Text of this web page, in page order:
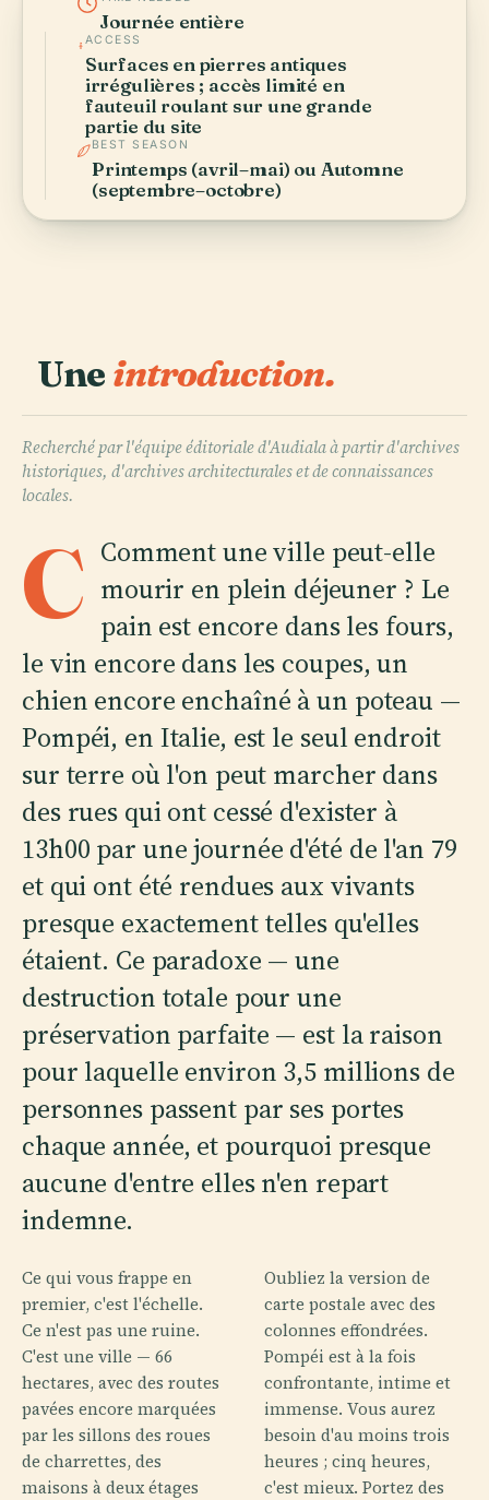
Journée entière
ACCESS
Surfaces en pierres antiques
irrégulières ; accès limité en
fauteuil roulant sur une grande
partie du site
BEST SEASON
Printemps (avril–mai) ou Automne
(septembre–octobre)
Uneintroduction.
Recherché par l'équipe éditoriale d'Audiala à partir d'archives
historiques, d'archives architecturales et de connaissances
locales.
C Comment une ville peut-elle
mourir en plein déjeuner ? Le
pain est encore dans les fours,
le vin encore dans les coupes, un
chien encore enchaîné à un poteau —
Pompéi, en Italie, est le seul endroit
sur terre où l'on peut marcher dans
des rues qui ont cessé d'exister à
13h00 par une journée d'été de l'an 79
et qui ont été rendues aux vivants
presque exactement telles qu'elles
étaient. Ce paradoxe — une
destruction totale pour une
préservation parfaite — est la raison
pour laquelle environ 3,5 millions de
personnes passent par ses portes
chaque année, et pourquoi presque
aucune d'entre elles n'en repart
indemne.
Ce qui vous frappe en
premier, c'est l'échelle.
Ce n'est pas une ruine.
C'est une ville — 66
hectares, avec des routes
pavées encore marquées
par les sillons des roues
de charrettes, des
maisons à deux étages
Oubliez la version de
carte postale avec des
colonnes effondrées.
Pompéi est à la fois
confrontante, intime et
immense. Vous aurez
besoin d'au moins trois
heures ; cinq heures,
c'est mieux. Portez des